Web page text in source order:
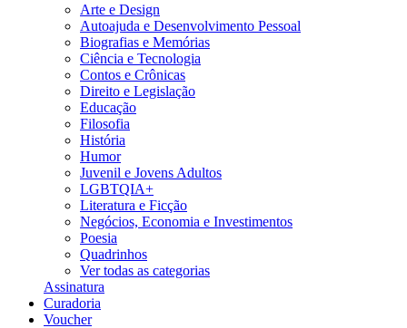
Arte e Design
Autoajuda e Desenvolvimento Pessoal
Biografias e Memórias
Ciência e Tecnologia
Contos e Crônicas
Direito e Legislação
Educação
Filosofia
História
Humor
Juvenil e Jovens Adultos
LGBTQIA+
Literatura e Ficção
Negócios, Economia e Investimentos
Poesia
Quadrinhos
Ver todas as categorias
Assinatura
Curadoria
Voucher